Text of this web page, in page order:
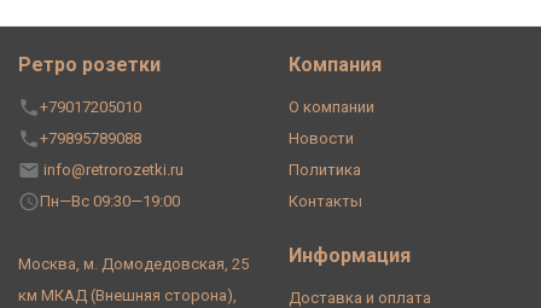
Ретро розетки
+79017205010
+79895789088
info@retrorozetki.ru
Пн—Вс 09:30—19:00
Москва, м. Домодедовская, 25
км МКАД (Внешняя сторона),
Компания
О компании
Новости
Политика
Контакты
Информация
Доставка и оплата